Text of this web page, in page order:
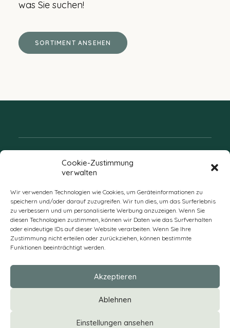
Cookie-Zustimmung
verwalten
Wir verwenden Technologien wie Cookies, um Geräteinformationen zu
speichern und/oder darauf zuzugreifen. Wir tun dies, um das Surferlebnis
zu verbessern und um personalisierte Werbung anzuzeigen. Wenn Sie
diesen Technologien zustimmen, können wir Daten wie das Surfverhalten
oder eindeutige IDs auf dieser Website verarbeiten. Wenn Sie Ihre
Zustimmung nicht erteilen oder zurückziehen, können bestimmte
Funktionen beeinträchtigt werden.
Akzeptieren
Ablehnen
Einstellungen ansehen
was Sie suchen!
SORTIMENT ANSEHEN
Folgen Sie uns
DE
* Alle Preise verstehen sich zzgl. Mehrwertsteuer und Versandkosten
und ggf. Nachnahmegebühren, wenn nicht anders beschrieben
DATENSCHUTZ|AGB|VERSAND & ZAHLUNG